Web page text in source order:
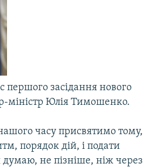
першого засідання нового
міністр Юлія Тимошенко.
часу присвятимо тому,
порядок дій, і подати
не пізніше, ніж через